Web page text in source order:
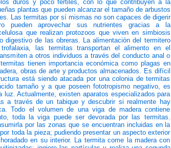
duros y poco fértiles, con lo que contribuyen a la
plantas que pueden alcanzar el tamaño de arbustos
Las termitas por sí mismas no son capaces de digerir
pueden aprovechar sus nutrientes gracias a la
que realizan protozoos que viven en simbiosis
digestivo de las obreras. La alimentación del termitero
las termitas transportan el alimento en el
a otros individuos a través del conducto anal o
tienen importancia económica como plagas en
obras de arte y productos almacenados. Es difícil
está siendo atacada por una colonia de termitas
tamaño y a que poseen fototropismo negativo, es
luz. Actualmente, existen aparatos especializados para
a través de un tabique y descubrir si realmente hay
Todo el volumen de una viga de madera contiene
toda la viga puede ser devorada por las termitas.
por las zonas que se encuentran incluidas en la
toda la pieza; pudiendo presentar un aspecto exterior
en su interior. La termita come la madera con